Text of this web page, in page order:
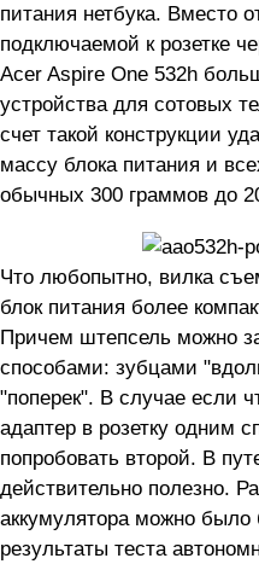
питания нетбука. Вместо
подключаемой к розетке
Acer Aspire One 532h
устройства для сотовых
счет такой конструкции
массу блока питания и
обычных 300 граммов до
Что любопытно, вилка
блок питания более
Причем штепсель можно
способами: зубцами
"поперек". В случае если
адаптер в розетку одним
попробовать второй. В
действительно полезно.
аккумулятора можно
результаты теста